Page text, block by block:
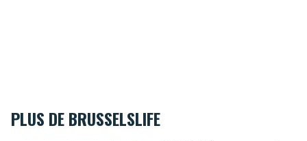
PLUS DE BRUSSELSLIFE